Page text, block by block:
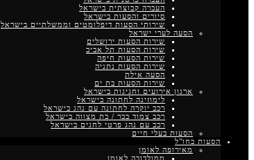
העברה קבוצתית בישראל
סיורים והסעות בישראל
שירותי הסעות דיפלומטים וממשלתיים בישראל
הסעה לערי ישראל
שירות הסעות ירושלים
שירות הסעות תל אביב
שירות הסעות חיפה
שירות הסעות נתניה
הסעה אילת
שירות הסעות בת ים
ארגון אירועים וחגיגות בישראל
לימוזינה לחתונה בישראל
רכב יוקרה לחתונה עם נהג בישראל
רכב צמוד בבר / בת מצווה בישראל
רכב עם נהג פרטי לחגים בישראל
הסעות בעלי חיים
הסעות בחו"ל
מאירופה לאומן
ממולדובה לאומן